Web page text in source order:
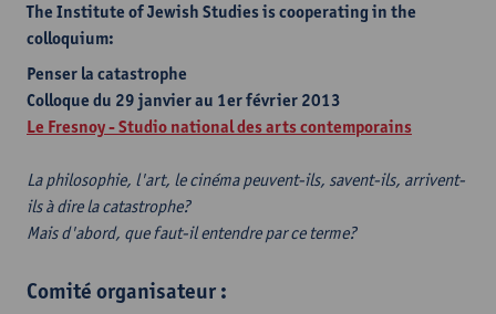
The Institute of Jewish Studies is cooperating in the
colloquium:
Penser la catastrophe
Colloque du 29 janvier au 1er février 2013
Le Fresnoy - Studio national des arts contemporains
La philosophie, l'art, le cinéma peuvent-ils, savent-ils, arrivent-
ils à dire la catastrophe?
Mais d'abord, que faut-il entendre par ce terme?
Comité organisateur :